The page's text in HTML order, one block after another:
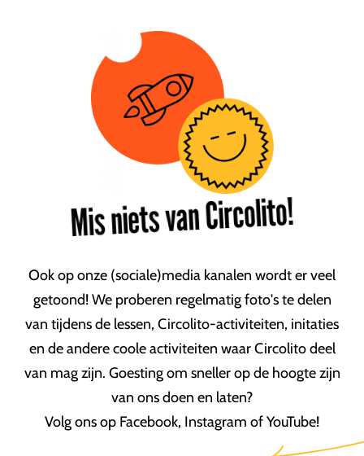
Mis niets van Circolito!
Ook op onze (sociale)media kanalen wordt er veel
getoond! We proberen regelmatig foto's te delen
van tijdens de lessen, Circolito-activiteiten, initaties
en de andere coole activiteiten waar Circolito deel
van mag zijn. Goesting om sneller op de hoogte zijn
van ons doen en laten?
Volg ons op Facebook, Instagram of YouTube!